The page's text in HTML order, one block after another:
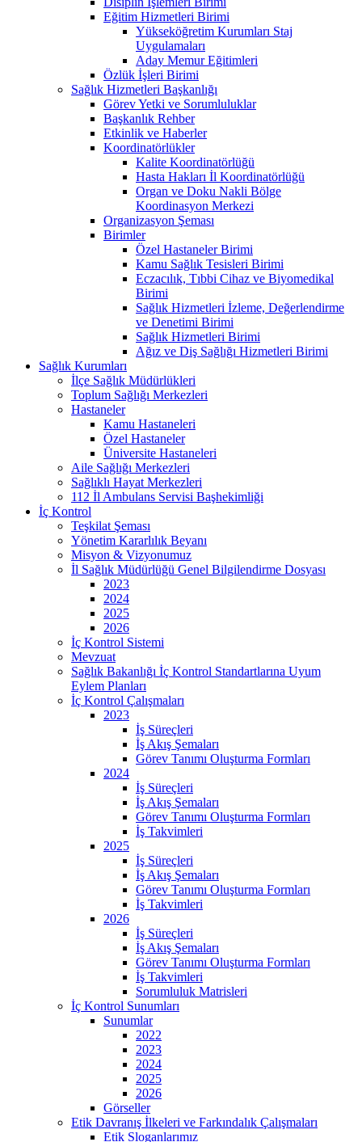
Eğitim Hizmetleri Birimi
Yükseköğretim Kurumları Staj
Uygulamaları
Aday Memur Eğitimleri
Özlük İşleri Birimi
Sağlık Hizmetleri Başkanlığı
Görev Yetki ve Sorumluluklar
Başkanlık Rehber
Etkinlik ve Haberler
Koordinatörlükler
Kalite Koordinatörlüğü
Hasta Hakları İl Koordinatörlüğü
Organ ve Doku Nakli Bölge
Koordinasyon Merkezi
Organizasyon Şeması
Birimler
Özel Hastaneler Birimi
Kamu Sağlık Tesisleri Birimi
Eczacılık, Tıbbi Cihaz ve Biyomedikal
Birimi
Sağlık Hizmetleri İzleme, Değerlendirme
ve Denetimi Birimi
Sağlık Hizmetleri Birimi
Ağız ve Diş Sağlığı Hizmetleri Birimi
Sağlık Kurumları
İlçe Sağlık Müdürlükleri
Toplum Sağlığı Merkezleri
Hastaneler
Kamu Hastaneleri
Özel Hastaneler
Üniversite Hastaneleri
Aile Sağlığı Merkezleri
Sağlıklı Hayat Merkezleri
112 İl Ambulans Servisi Başhekimliği
İç Kontrol
Teşkilat Şeması
Yönetim Kararlılık Beyanı
Misyon & Vizyonumuz
İl Sağlık Müdürlüğü Genel Bilgilendirme Dosyası
2023
2024
2025
2026
İç Kontrol Sistemi
Mevzuat
Sağlık Bakanlığı İç Kontrol Standartlarına Uyum
Eylem Planları
İç Kontrol Çalışmaları
2023
İş Süreçleri
İş Akış Şemaları
Görev Tanımı Oluşturma Formları
2024
İş Süreçleri
İş Akış Şemaları
Görev Tanımı Oluşturma Formları
İş Takvimleri
2025
İş Süreçleri
İş Akış Şemaları
Görev Tanımı Oluşturma Formları
İş Takvimleri
2026
İş Süreçleri
İş Akış Şemaları
Görev Tanımı Oluşturma Formları
İş Takvimleri
Sorumluluk Matrisleri
İç Kontrol Sunumları
Sunumlar
2022
2023
2024
2025
2026
Görseller
Etik Davranış İlkeleri ve Farkındalık Çalışmaları
Etik Sloganlarımız